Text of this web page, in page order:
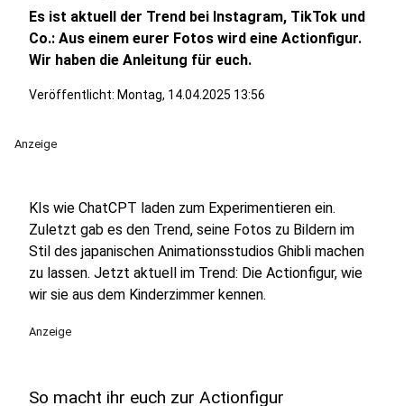
Es ist aktuell der Trend bei Instagram, TikTok und
Co.: Aus einem eurer Fotos wird eine Actionfigur.
Wir haben die Anleitung für euch.
Veröffentlicht: Montag, 14.04.2025 13:56
Anzeige
KIs wie ChatCPT laden zum Experimentieren ein.
Zuletzt gab es den Trend, seine Fotos zu Bildern im
Stil des japanischen Animationsstudios Ghibli machen
zu lassen. Jetzt aktuell im Trend: Die Actionfigur, wie
wir sie aus dem Kinderzimmer kennen.
Anzeige
So macht ihr euch zur Actionfigur